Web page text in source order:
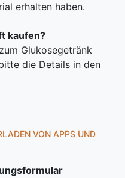
erhalten haben.
kaufen?
Glukosegetränk
die Details in den
VON APPS UND